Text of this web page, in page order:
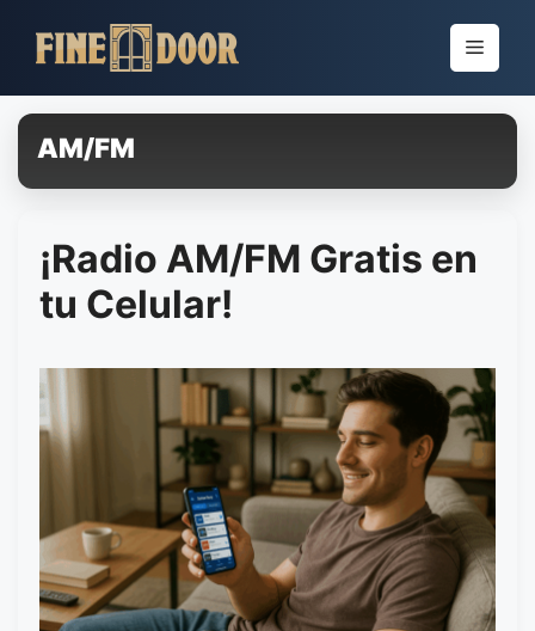
para
conteúdo
Menu
AM/FM
¡Radio AM/FM Gratis en
tu Celular!